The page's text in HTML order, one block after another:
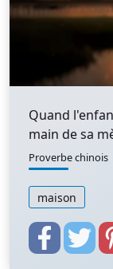
Quand
main de sa
Proverbe chinois
maison